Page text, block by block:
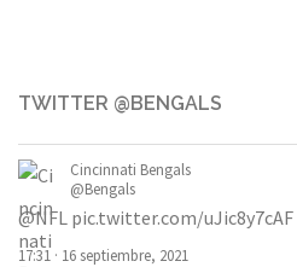
TWITTER @BENGALS
Cincinnati Bengals
@Bengals
@NFL pic.twitter.com/uJic8y7cAF
17:31 · 16 septiembre, 2021